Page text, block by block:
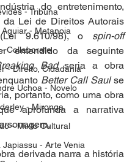
- Tribuna
- Metanoia
Collaborate
- Direito, Cidadania
Uchoa - Novelo
- Mironga
- Mixto Cultural
Japiassu - Arte Venia
do entretenimento,
da Lei de Direitos Autorais
9.610/98), o spin-off
entendido da seguinte
Bad seria a obra
Better Call Saul se
portanto, como uma obra
aprofunda a narrativa
derivada narra a história